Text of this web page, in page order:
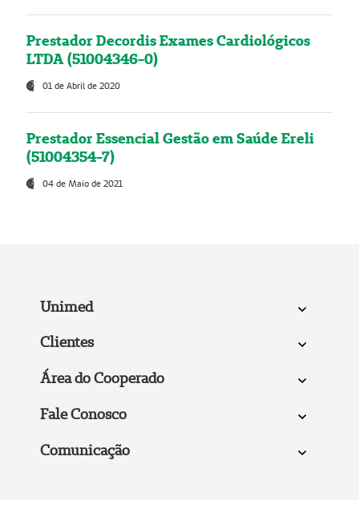
Prestador Decordis Exames Cardiológicos
LTDA (51004346-0)
01 de Abril de 2020
Prestador Essencial Gestão em Saúde Ereli
(51004354-7)
04 de Maio de 2021
Unimed
Clientes
Área do Cooperado
Fale Conosco
Comunicação